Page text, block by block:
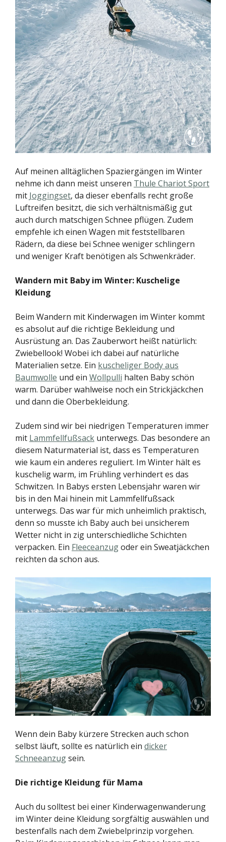
Auf meinen alltäglichen Spaziergängen im Winter
nehme ich dann meist unseren Thule Chariot Sport
mit Joggingset, da dieser ebenfalls recht große
Luftreifen besitzt, die sich verhältnismäßig gut
auch durch matschigen Schnee pflügen. Zudem
empfehle ich einen Wagen mit feststellbaren
Rädern, da diese bei Schnee weniger schlingern
und weniger Kraft benötigen als Schwenkräder.
Wandern mit Baby im Winter: Kuschelige
Kleidung
Beim Wandern mit Kinderwagen im Winter kommt
es absolut auf die richtige Bekleidung und
Ausrüstung an. Das Zauberwort heißt natürlich:
Zwiebellook! Wobei ich dabei auf natürliche
Materialien setze. Ein kuscheliger Body aus
Baumwolle und ein Wollpulli halten Baby schön
warm. Darüber wahlweise noch ein Strickjäckchen
und dann die Oberbekleidung.
Zudem sind wir bei niedrigen Temperaturen immer
mit Lammfellfußsack unterwegs. Das besondere an
diesem Naturmaterial ist, dass es Temperaturen
wie kaum ein anderes reguliert. Im Winter hält es
kuschelig warm, im Frühling verhindert es das
Schwitzen. In Babys ersten Lebensjahr waren wir
bis in den Mai hinein mit Lammfellfußsack
unterwegs. Das war für mich unheimlich praktisch,
denn so musste ich Baby auch bei unsicherem
Wetter nicht in zig unterschiedliche Schichten
verpacken. Ein Fleeceanzugoder ein Sweatjäckchen
reichten da schon aus.
Wenn dein Baby kürzere Strecken auch schon
selbst läuft, sollte es natürlich ein dicker
Schneeanzugsein.
Die richtige Kleidung für Mama
Auch du solltest bei einer Kinderwagenwanderung
im Winter deine Kleidung sorgfältig auswählen und
bestenfalls nach dem Zwiebelprinzip vorgehen.